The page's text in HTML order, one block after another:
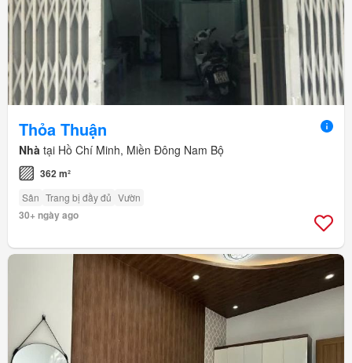
Thỏa Thuận
Nhà tại Hồ Chí Minh, Miền Đông Nam Bộ
362 m²
Sân Trang bị đầy đủ Vườn
30+ ngày ago